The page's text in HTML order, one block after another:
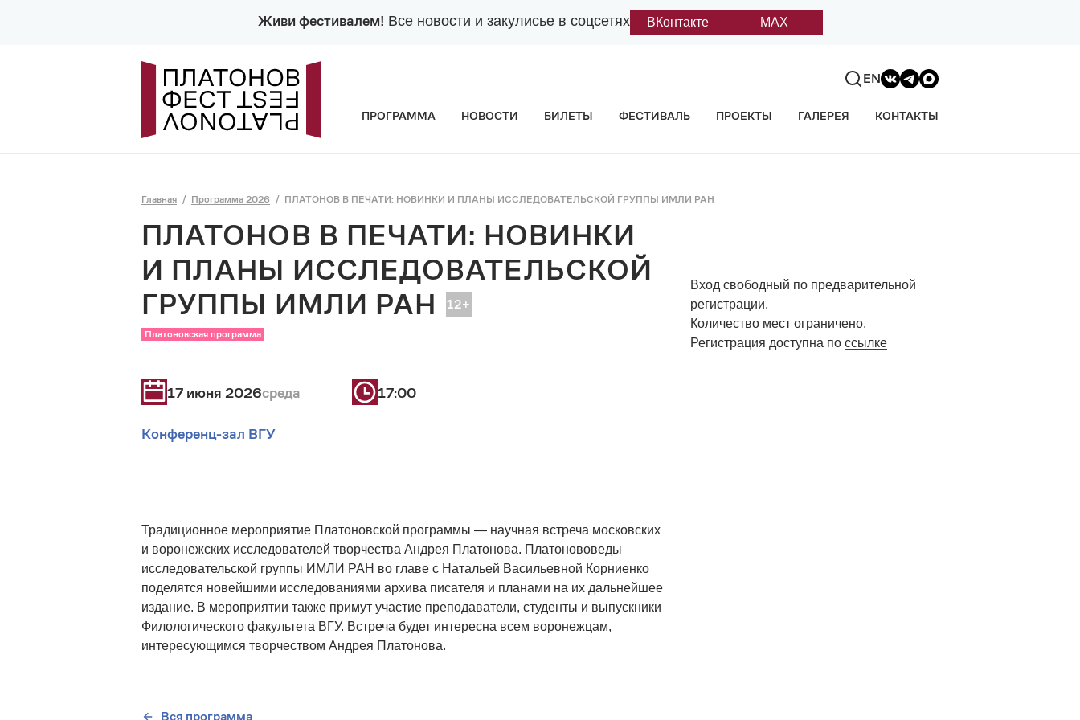
Живи фестивалем! Все новости и закулисье в соцсетях ВКонтакте MAX
ПРОГРАММА НОВОСТИ БИЛЕТЫ ФЕСТИВАЛЬ ПРОЕКТЫ ГАЛЕРЕЯ КОНТАКТЫ
EN
Главная Программа 2026 ПЛАТОНОВ В ПЕЧАТИ: НОВИНКИ И ПЛАНЫ ИССЛЕДОВАТЕЛЬСКОЙ ГРУППЫ ИМЛИ РАН
ПЛАТОНОВ В ПЕЧАТИ: НОВИНКИ
И ПЛАНЫ ИССЛЕДОВАТЕЛЬСКОЙ
ГРУППЫ ИМЛИ РАН
Платоновская программа
17 июня 2026среда 17:00
Конференц-зал ВГУ
Традиционное мероприятие Платоновской программы — научная встреча московских
и воронежских исследователей творчества Андрея Платонова. Платонововеды
исследовательской группы ИМЛИ РАН во главе с Натальей Васильевной Корниенко
поделятся новейшими исследованиями архива писателя и планами на их дальнейшее
издание. В мероприятии также примут участие преподаватели, студенты и выпускники
Филологического факультета ВГУ. Встреча будет интересна всем воронежцам,
интересующимся творчеством Андрея Платонова.
Вся программа
Вход свободный по предварительной
регистрации.
Количество мест ограничено.
Регистрация доступна по ссылке